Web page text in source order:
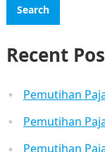
Recent
Pemutihan
Pemutihan
Pemutihan